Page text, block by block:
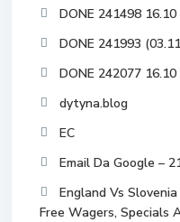
DONE 241498 16.10
DONE 241993
DONE 242077 16.10
dytyna.blog
EC
Email Da Google –
England Vs
Free Wagers, Specials